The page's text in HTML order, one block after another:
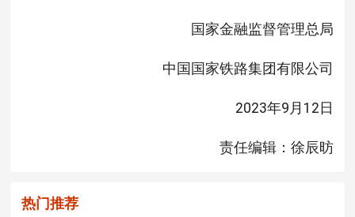
国家金融监督管理总局
中国国家铁路集团有限公司
2023年9月12日
责任编辑：徐辰昉
热门推荐